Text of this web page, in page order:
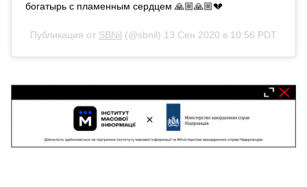
богатырь с пламенным сердцем 🙏🏼🙏🏼💔
Публикация от SBNil (@sbnil) 13 Сен 2020 в 10:56 PDT